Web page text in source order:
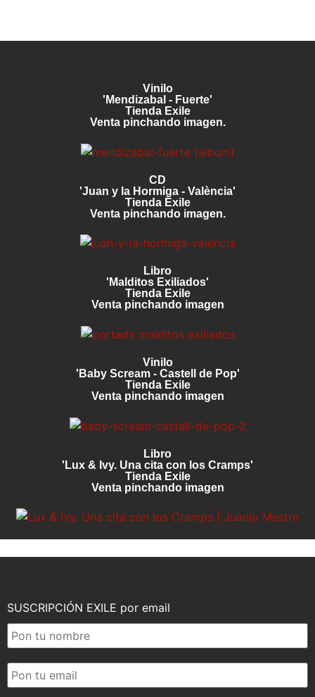
Vinilo
'Mendizabal - Fuerte'
Tienda Exile
Venta pinchando imagen.
CD
'Juan y la Hormiga - València'
Tienda Exile
Venta pinchando imagen.
Libro
'Malditos Exiliados'
Tienda Exile
Venta pinchando imagen
Vinilo
'Baby Scream - Castell de Pop'
Tienda Exile
Venta pinchando imagen
Libro
'Lux & Ivy. Una cita con los Cramps'
Tienda Exile
Venta pinchando imagen
SUSCRIPCIÓN EXILE por email